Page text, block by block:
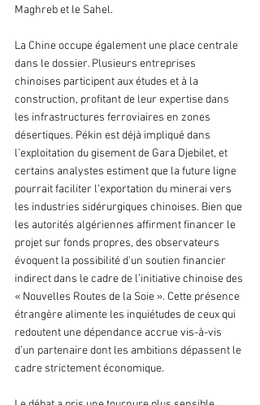
Maghreb et le Sahel.
La Chine occupe également une place centrale
dans le dossier. Plusieurs entreprises
chinoises participent aux études et à la
construction, profitant de leur expertise dans
les infrastructures ferroviaires en zones
désertiques. Pékin est déjà impliqué dans
l’exploitation du gisement de Gara Djebilet, et
certains analystes estiment que la future ligne
pourrait faciliter l’exportation du minerai vers
les industries sidérurgiques chinoises. Bien que
les autorités algériennes affirment financer le
projet sur fonds propres, des observateurs
évoquent la possibilité d’un soutien financier
indirect dans le cadre de l’initiative chinoise des
« Nouvelles Routes de la Soie ». Cette présence
étrangère alimente les inquiétudes de ceux qui
redoutent une dépendance accrue vis-à-vis
d’un partenaire dont les ambitions dépassent le
cadre strictement économique.